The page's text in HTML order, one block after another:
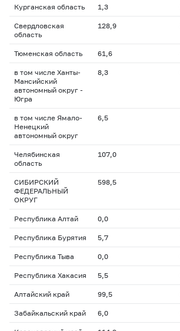
Курганская область 1,3
Свердловская
область
128,9
Тюменская область 61,6
в том числе Ханты-
Мансийский
автономный округ -
Югра
8,3
в том числе Ямало-
Ненецкий
автономный округ
6,5
Челябинская
область
107,0
СИБИРСКИЙ
ФЕДЕРАЛЬНЫЙ
ОКРУГ
598,5
Республика Алтай 0,0
Республика Бурятия 5,7
Республика Тыва 0,0
Республика Хакасия 5,5
Алтайский край 99,5
Забайкальский край 6,0